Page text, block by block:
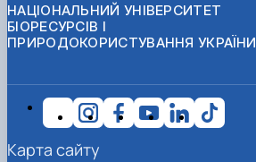
НАЦІОНАЛЬНИЙ УНІВЕРСИТЕТ
БІОРЕСУРСІВ І
ПРИРОДОКОРИСТУВАННЯ УКРАЇНИ
Карта сайту